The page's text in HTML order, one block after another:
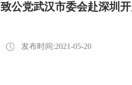
致公党武汉市委会赴深圳
发布时间:2021-05-20